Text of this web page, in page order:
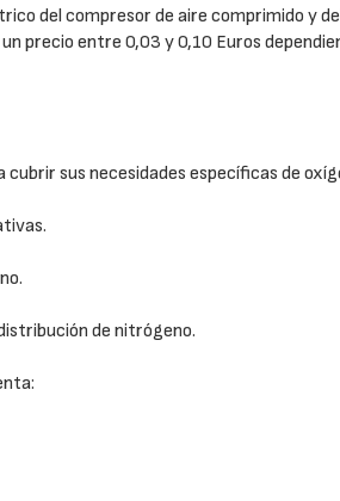
del compresor de aire comprimido y
precio entre 0,03 y 0,10 Euros
sus necesidades específicas de
de nitrógeno.